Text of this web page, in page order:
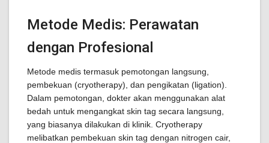
Metode Medis: Perawatan
dengan Profesional
Metode medis termasuk pemotongan langsung,
pembekuan (cryotherapy), dan pengikatan (ligation).
Dalam pemotongan, dokter akan menggunakan alat
bedah untuk mengangkat skin tag secara langsung,
yang biasanya dilakukan di klinik. Cryotherapy
melibatkan pembekuan skin tag dengan nitrogen cair,